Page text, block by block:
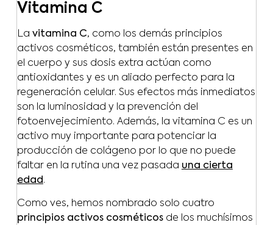
Vitamina C
La vitamina C, como los demás principios
activos cosméticos, también están presentes en
el cuerpo y sus dosis extra actúan como
antioxidantes y es un aliado perfecto para la
regeneración celular. Sus efectos más inmediatos
son la luminosidad y la prevención del
fotoenvejecimiento. Además, la vitamina C es un
activo muy importante para potenciar la
producción de colágeno por lo que no puede
faltar en la rutina una vez pasada una cierta
edad.
Como ves, hemos nombrado solo cuatro
principios activos cosméticosde los muchísimos